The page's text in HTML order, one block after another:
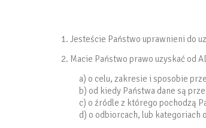
1. Jesteście Państwo uprawnieni do
2. Macie Państwo prawo uzyskać od
a) o celu, zakresie i sposobie
b) od kiedy Państwa dane są
c) o źródle z którego pochodzą
d) o odbiorcach, lub kategoriach